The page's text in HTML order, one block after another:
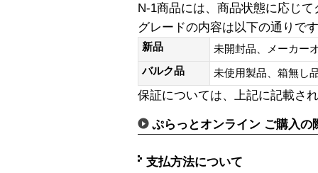
N-1商品には、商品状態に応じ
グレードの内容は以下の通りで
新品
未開封品、メーカー
バルク品
未使用製品、箱無
保証については、上記に記載さ
ぷらっとオンライン ご購入の
支払方法について